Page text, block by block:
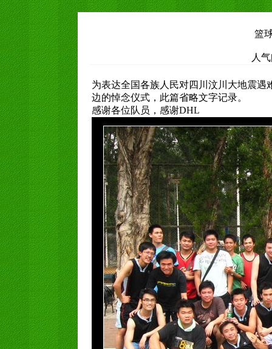
篮
人
为表达全国各族人民对四川汶川大地震
边的悼念仪式，此篇省略文字记录。
感谢各位队员，感谢DHL